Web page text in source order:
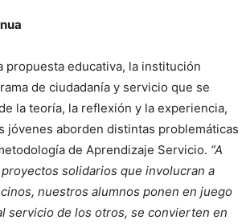
propuesta educativa, la institución
de ciudadanía y servicio que se
la teoría, la reflexión y la experiencia,
jóvenes aborden distintas problemáticas
de Aprendizaje Servicio. “A
solidarios que involucran a
nuestros alumnos ponen en juego
servicio de los otros, se convierten en